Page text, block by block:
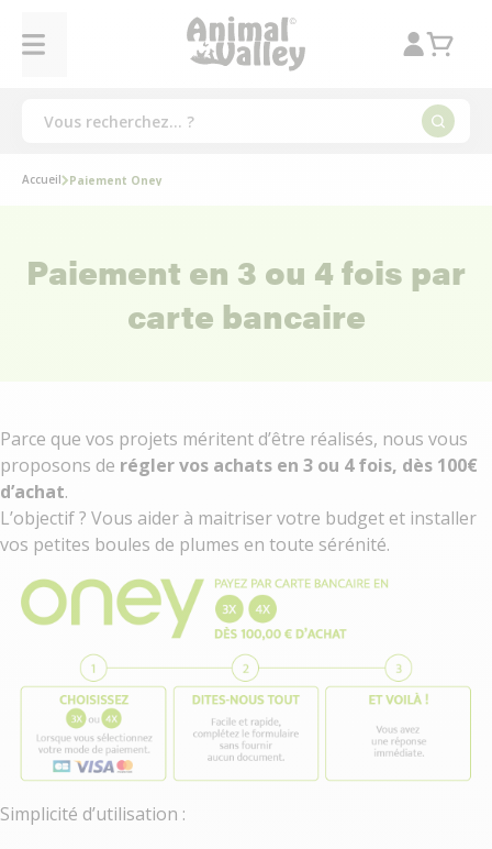
Accueil Paiement Oney
Paiement en 3 ou 4 fois par
carte bancaire
Parce que vos projets méritent d’être réalisés, nous vous
proposons de régler vos achats en 3 ou 4 fois, dès 100€
d’achat.
L’objectif ? Vous aider à maitriser votre budget et installer
vos petites boules de plumes en toute sérénité.
Simplicité d’utilisation :